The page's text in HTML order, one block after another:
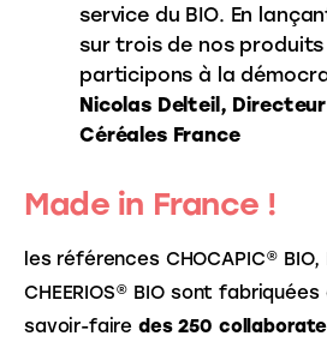
service du BIO. En
sur trois de nos
participons à la
Nicolas Delteil,
Céréales France
Made in France !
les références CHOCAPIC® BIO,
CHEERIOS® BIO sont
savoir-fairedes 250